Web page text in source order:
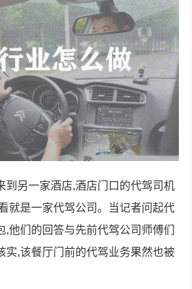
另一家酒店,酒店门口的代驾司机
就是一家代驾公司。当记者问起代
,他们的回答与先前代驾公司师傅们
实,该餐厅门前的代驾业务果然也被